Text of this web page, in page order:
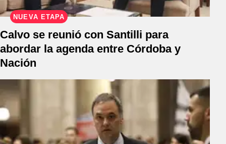
NUEVA ETAPA
Calvo se reunió con Santilli para
abordar la agenda entre Córdoba y
Nación